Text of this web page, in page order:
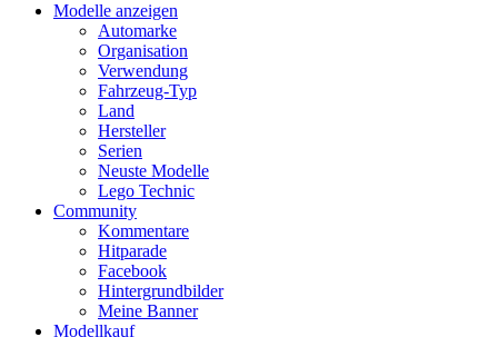
Modelle anzeigen
Automarke
Organisation
Verwendung
Fahrzeug-Typ
Land
Hersteller
Serien
Neuste Modelle
Lego Technic
Community
Kommentare
Hitparade
Facebook
Hintergrundbilder
Meine Banner
Modellkauf